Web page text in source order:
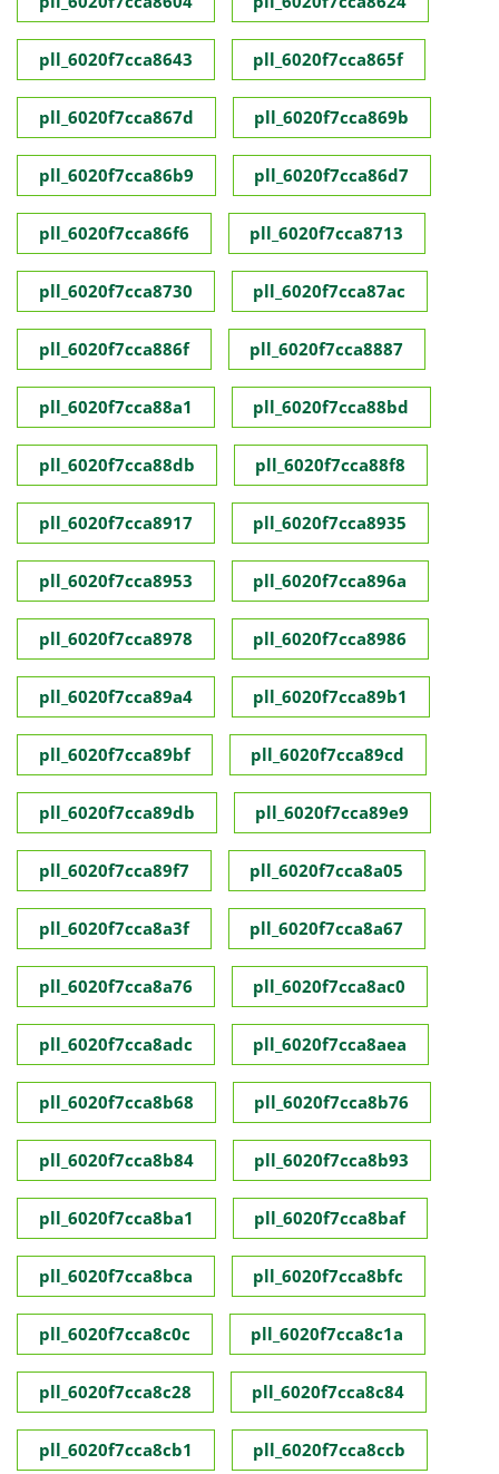
pll_6020f7cca8643 pll_6020f7cca865f
pll_6020f7cca867d pll_6020f7cca869b
pll_6020f7cca86b9 pll_6020f7cca86d7
pll_6020f7cca86f6 pll_6020f7cca8713
pll_6020f7cca8730 pll_6020f7cca87ac
pll_6020f7cca886f pll_6020f7cca8887
pll_6020f7cca88a1 pll_6020f7cca88bd
pll_6020f7cca88db pll_6020f7cca88f8
pll_6020f7cca8917 pll_6020f7cca8935
pll_6020f7cca8953 pll_6020f7cca896a
pll_6020f7cca8978 pll_6020f7cca8986
pll_6020f7cca89a4 pll_6020f7cca89b1
pll_6020f7cca89bf pll_6020f7cca89cd
pll_6020f7cca89db pll_6020f7cca89e9
pll_6020f7cca89f7 pll_6020f7cca8a05
pll_6020f7cca8a3f pll_6020f7cca8a67
pll_6020f7cca8a76 pll_6020f7cca8ac0
pll_6020f7cca8adc pll_6020f7cca8aea
pll_6020f7cca8b68 pll_6020f7cca8b76
pll_6020f7cca8b84 pll_6020f7cca8b93
pll_6020f7cca8ba1 pll_6020f7cca8baf
pll_6020f7cca8bca pll_6020f7cca8bfc
pll_6020f7cca8c0c pll_6020f7cca8c1a
pll_6020f7cca8c28 pll_6020f7cca8c84
pll_6020f7cca8cb1 pll_6020f7cca8ccb